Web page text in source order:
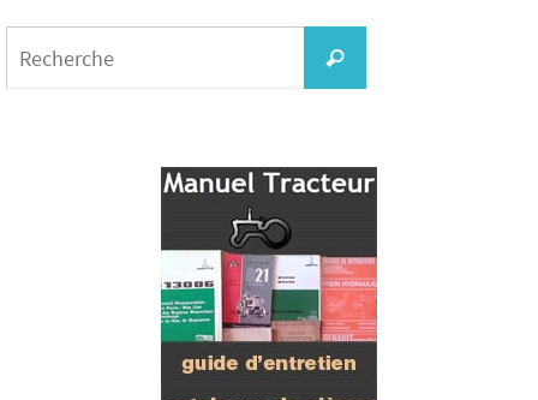
Recherche